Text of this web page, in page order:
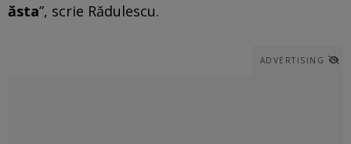
ăsta”, scrie Rădulescu.
ADVERTISING